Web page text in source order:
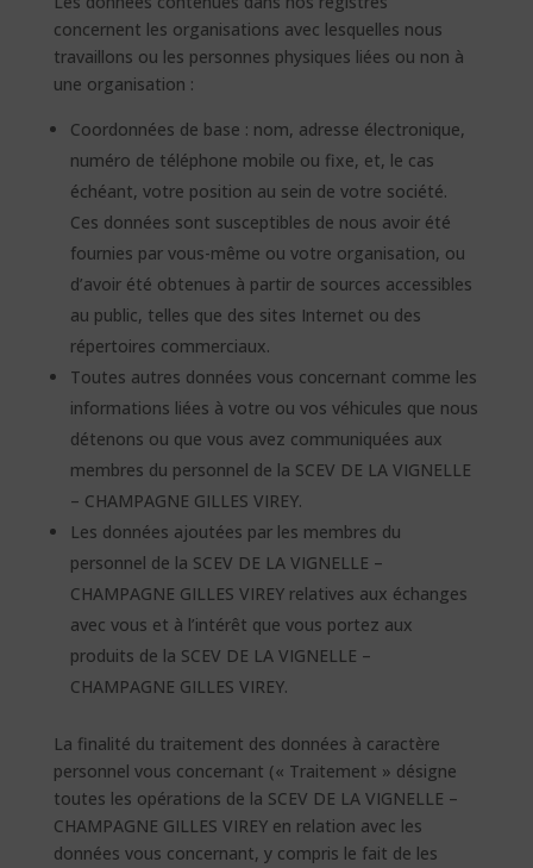
concernent les organisations avec lesquelles nous
travaillons ou les personnes physiques liées ou non à
une organisation :
Coordonnées de base : nom, adresse électronique,
numéro de téléphone mobile ou fixe, et, le cas
échéant, votre position au sein de votre société.
Ces données sont susceptibles de nous avoir été
fournies par vous-même ou votre organisation, ou
d’avoir été obtenues à partir de sources accessibles
au public, telles que des sites Internet ou des
répertoires commerciaux.
Toutes autres données vous concernant comme les
informations liées à votre ou vos véhicules que nous
détenons ou que vous avez communiquées aux
membres du personnel de la SCEV DE LA VIGNELLE
– CHAMPAGNE GILLES VIREY.
Les données ajoutées par les membres du
personnel de la SCEV DE LA VIGNELLE –
CHAMPAGNE GILLES VIREY relatives aux échanges
avec vous et à l’intérêt que vous portez aux
produits de la SCEV DE LA VIGNELLE –
CHAMPAGNE GILLES VIREY.
La finalité du traitement des données à caractère
personnel vous concernant (« Traitement » désigne
toutes les opérations de la SCEV DE LA VIGNELLE –
CHAMPAGNE GILLES VIREY en relation avec les
données vous concernant, y compris le fait de les